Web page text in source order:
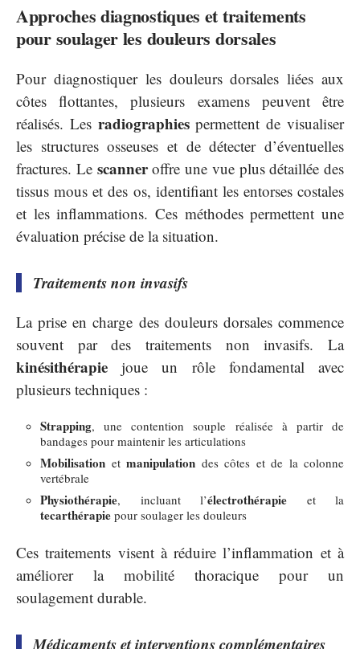
Approches diagnostiques et traitements
pour soulager les douleurs dorsales
Pour diagnostiquer les douleurs dorsales liées aux
côtes flottantes, plusieurs examens peuvent être
réalisés. Les radiographiespermettent de visualiser
les structures osseuses et de détecter d’éventuelles
fractures. Le scanneroffre une vue plus détaillée des
tissus mous et des os, identifiant les entorses costales
et les inflammations. Ces méthodes permettent une
évaluation précise de la situation.
Traitements non invasifs
La prise en charge des douleurs dorsales commence
souvent par des traitements non invasifs. La
kinésithérapie joue un rôle fondamental avec
plusieurs techniques :
Strapping, une contention souple réalisée à partir de
bandages pour maintenir les articulations
Mobilisation et manipulation des côtes et de la colonne
vertébrale
Physiothérapie, incluant l’électrothérapie et la
tecarthérapie pour soulager les douleurs
Ces traitements visent à réduire l’inflammation et à
améliorer la mobilité thoracique pour un
soulagement durable.
Médicaments et interventions complémentaires